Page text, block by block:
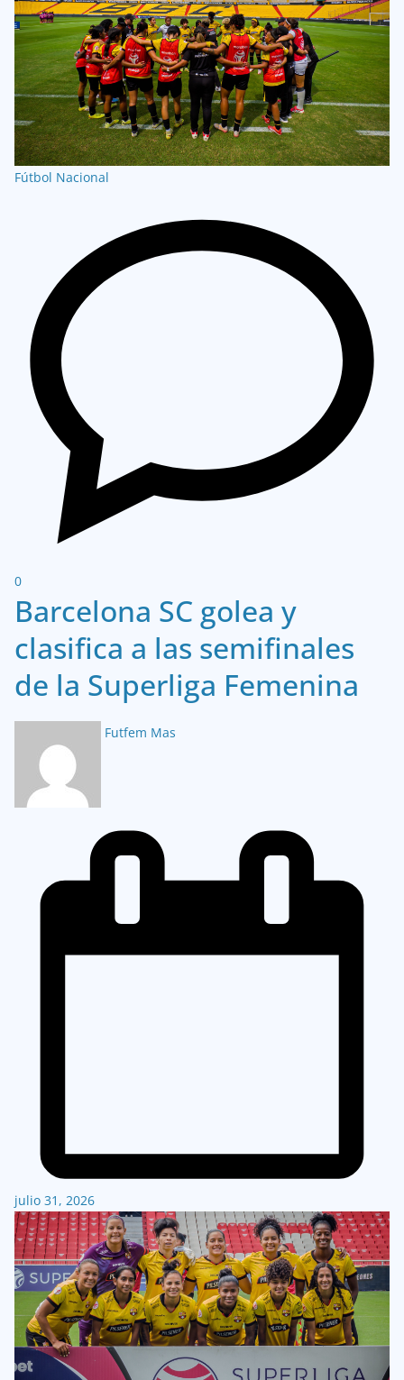
Fútbol Nacional
0
Barcelona SC golea y
clasifica a las semifinales
de la Superliga Femenina
Futfem Mas
julio 31, 2026